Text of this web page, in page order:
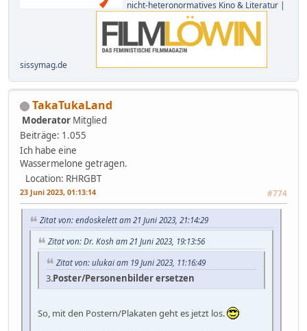
nicht-heteronormatives Kino & Literatur |
sissymag.de
TakaTukaLand
Moderator Mitglied
Beiträge: 1.055
Ich habe eine
Wassermelone getragen.
Location: RHRGBT
23 Juni 2023, 01:13:14 #774
Zitat von: endoskelett am 21 Juni 2023, 21:14:29
Zitat von: Dr. Kosh am 21 Juni 2023, 19:13:56
Zitat von: ulukai am 19 Juni 2023, 11:16:49
3.Poster/Personenbilder ersetzen
So, mit den Postern/Plakaten geht es jetzt los.